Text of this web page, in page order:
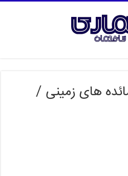
های زمینی /